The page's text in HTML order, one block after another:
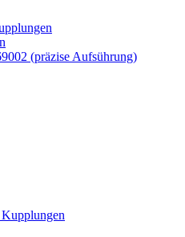
(präzise Aufsührung)